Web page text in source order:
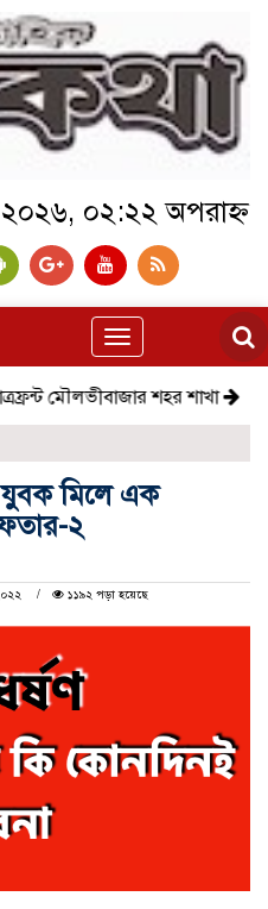
০২:২২ অপরাহ্ন
Toggle
navigation
শহর শাখা কেমন
যুবক মিলে এক
২
১১৯২ পড়া হয়েছে